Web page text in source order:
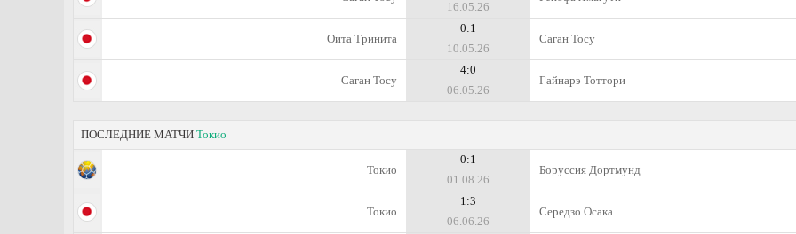
16.05.26
Оита Тринита
0:1
10.05.26
Саган Тосу
Саган Тосу
4:0
06.05.26
Гайнарэ Тоттори
ПОСЛЕДНИЕ МАТЧИ Токио
Токио
0:1
01.08.26
Боруссия Дортмунд
Токио
1:3
06.06.26
Середзо Осака